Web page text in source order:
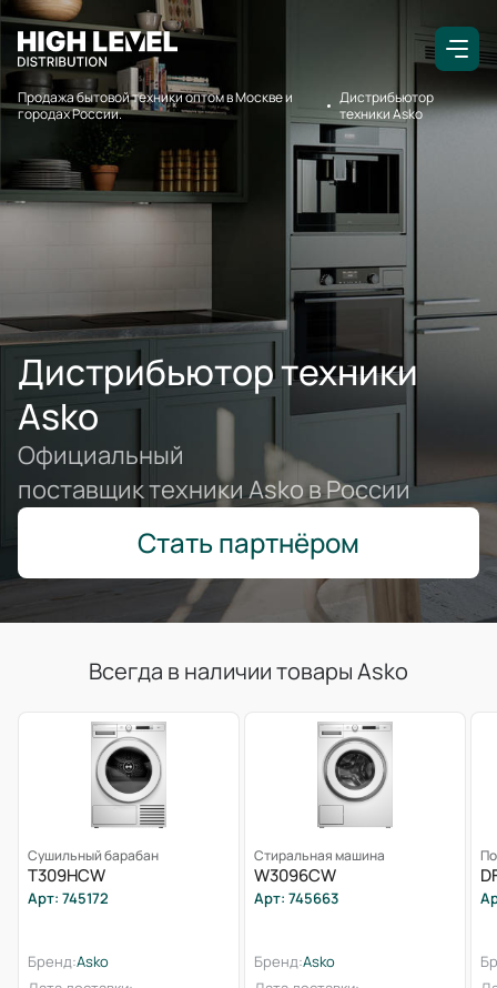
Продажа бытовой техники оптом в Москве и
городах России.
Дистрибьютор
техники Asko
Дистрибьютор техники
Asko
Официальный
поставщик техники Asko в России
Стать партнёром
Всегда в наличии товары Asko
Сушильный барабан
T309HCW
Арт: 745172
Бренд:Asko
Стиральная машина
W3096CW
Арт: 745663
Бренд:Asko